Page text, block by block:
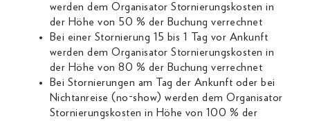
werden dem Organisator Stornierungskosten in
der Höhe von 50 % der Buchung verrechnet
Bei einer Stornierung 15 bis 1 Tag vor Ankunft
werden dem Organisator Stornierungskosten in
der Höhe von 80 % der Buchung verrechnet
Bei Stornierungen am Tag der Ankunft oder bei
Nichtanreise (no-show) werden dem Organisator
Stornierungskosten in Höhe von 100 % der